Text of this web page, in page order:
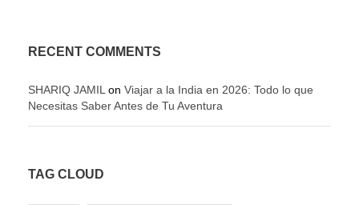
RECENT COMMENTS
SHARIQ JAMILon Viajar a la India en 2026: Todo lo que
Necesitas Saber Antes de Tu Aventura
TAG CLOUD